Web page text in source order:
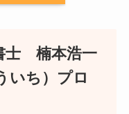
士 楠本浩一
いち）プロ